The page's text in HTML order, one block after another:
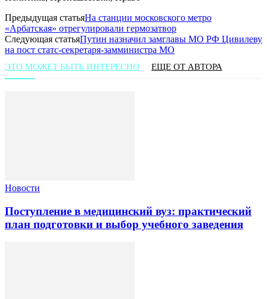
Предыдущая статьяНа станции московского метро
«Арбатская» отрегулировали гермозатвор
Следующая статьяПутин назначил замглавы МО РФ Цивилеву
на пост статс-секретаря-замминистра МО
ЭТО МОЖЕТ БЫТЬ ИНТЕРЕСНО ЕЩЕ ОТ АВТОРА
Новости
Поступление в медицинский вуз: практический
план подготовки и выбор учебного заведения